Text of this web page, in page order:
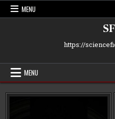
Skip
MENU
https://
MENU